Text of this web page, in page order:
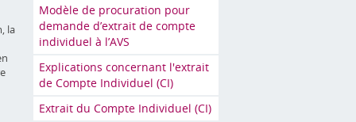
la
Modèle de procuration pour
demande d’extrait de compte
individuel à l’AVS
Explications concernant l'extrait
de Compte Individuel (CI)
Extrait du Compte Individuel (CI)